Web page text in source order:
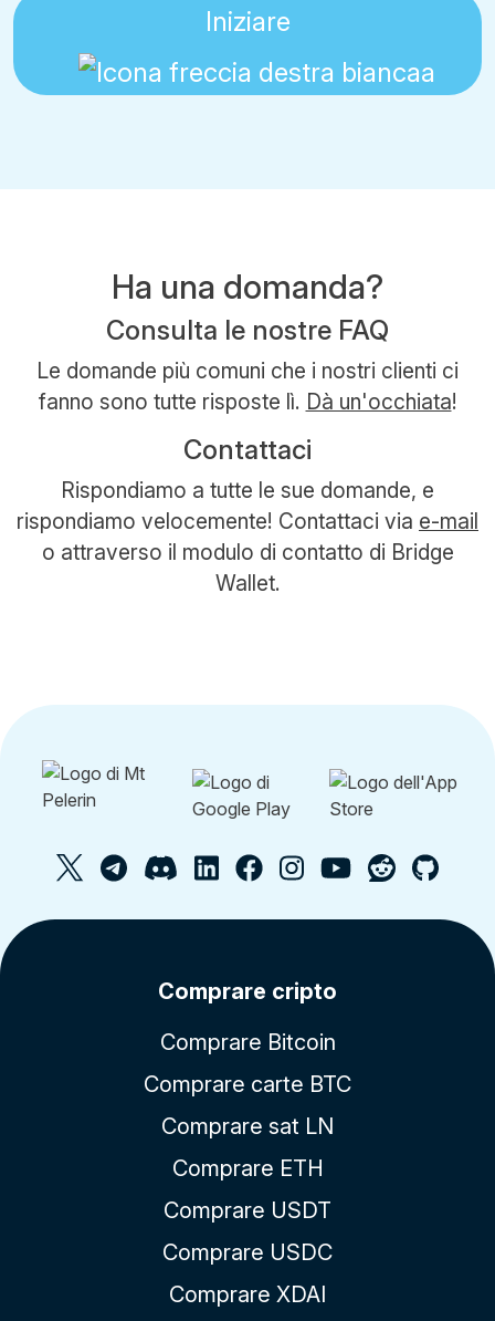
Iniziare
Ha una domanda?
Consulta le nostre FAQ
Le domande più comuni che i nostri clienti ci
fanno sono tutte risposte lì. Dà un'occhiata!
Contattaci
Rispondiamo a tutte le sue domande, e
rispondiamo velocemente! Contattaci via e-mail
o attraverso il modulo di contatto di Bridge
Wallet.
Comprare cripto
Comprare Bitcoin
Comprare carte BTC
Comprare sat LN
Comprare ETH
Comprare USDT
Comprare USDC
Comprare XDAI